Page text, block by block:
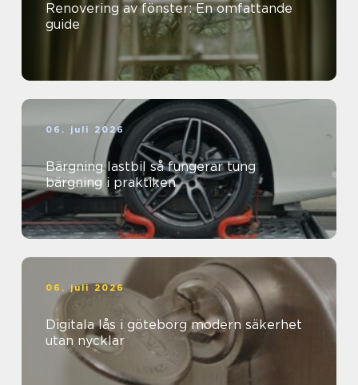
Renovering av fönster: En omfattande
guide
06. juli 2026
Bärgning lastbil så fungerar tung
bärgning i praktiken
06. juli 2026
Digitala lås i göteborg modern säkerhet
utan nycklar